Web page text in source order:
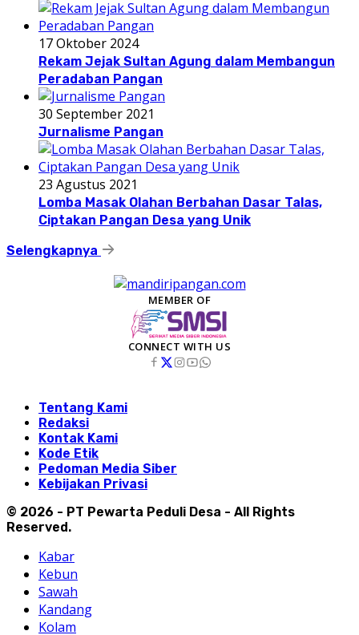
17 Oktober 2024
Rekam Jejak Sultan Agung dalam Membangun
Peradaban Pangan
30 September 2021
Jurnalisme Pangan
23 Agustus 2021
Lomba Masak Olahan Berbahan Dasar Talas,
Ciptakan Pangan Desa yang Unik
Selengkapnya
MEMBER OF
CONNECT WITH US
Tentang Kami
Redaksi
Kontak Kami
Kode Etik
Pedoman Media Siber
Kebijakan Privasi
© 2026 - PT Pewarta Peduli Desa - All Rights
Reserved.
Kabar
Kebun
Sawah
Kandang
Kolam